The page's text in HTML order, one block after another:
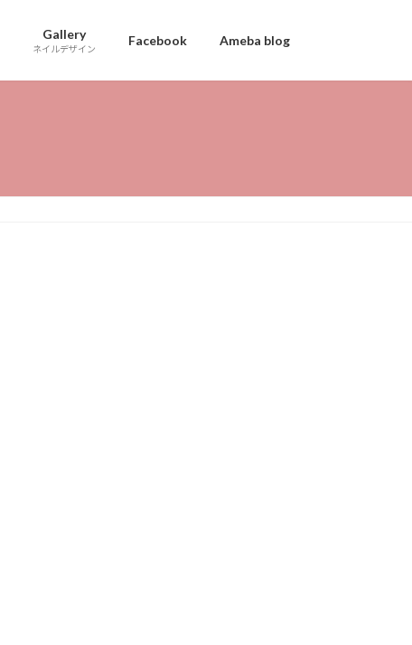
Gallery
ネイルデザイン
Facebook Ameba blog